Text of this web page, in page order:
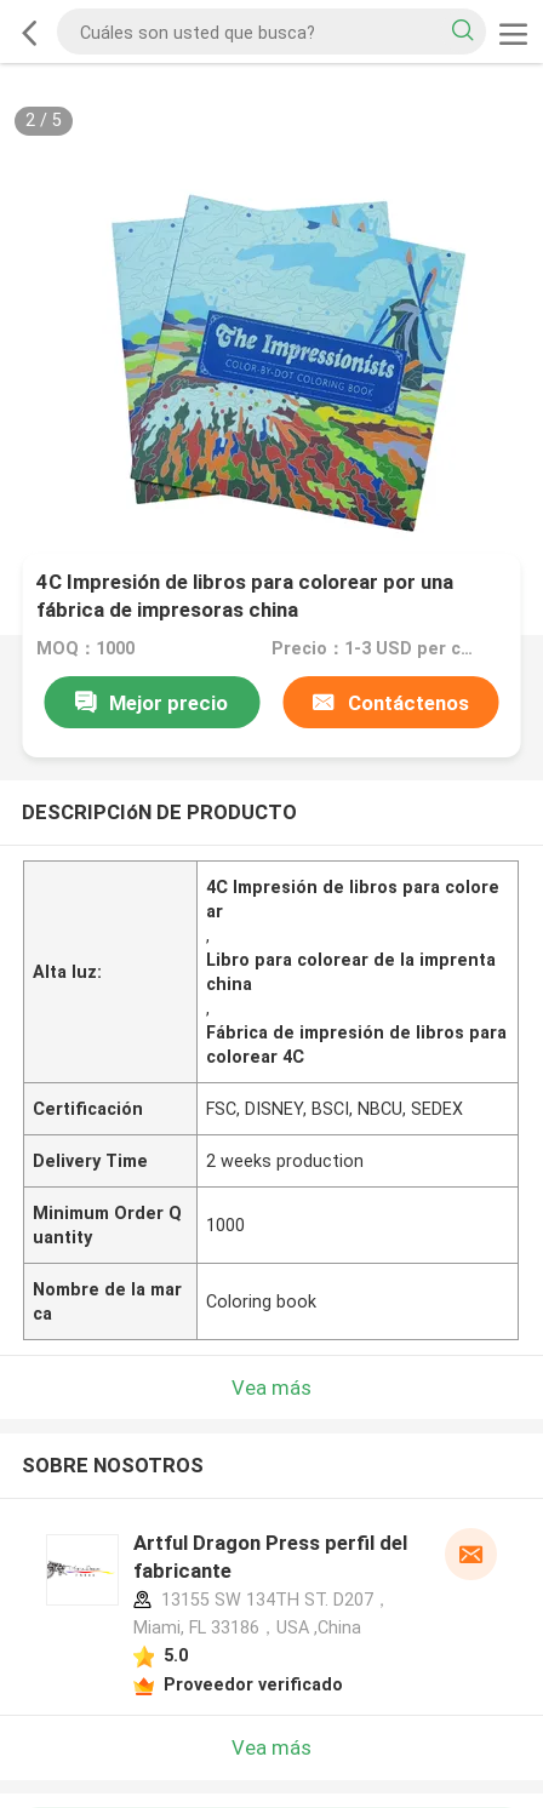
2/ 5
4C Impresión de libros para colorear por una
fábrica de impresoras china
MOQ：1000 Precio：1-3 USD per copy
Mejor precio Contáctenos
DESCRIPCIóN DE PRODUCTO
Alta luz:
4C Impresión de libros para colore
ar
,
Libro para colorear de la imprenta
china
,
Fábrica de impresión de libros para
colorear 4C
Certificación FSC, DISNEY, BSCI, NBCU, SEDEX
Delivery Time 2 weeks production
Minimum Order Q
uantity
1000
Nombre de la mar
ca
Coloring book
Vea más
SOBRE NOSOTROS
Artful Dragon Press perfil del
fabricante
13155 SW 134TH ST. D207，
Miami, FL 33186，USA ,China
5.0
Proveedor verificado
Vea más